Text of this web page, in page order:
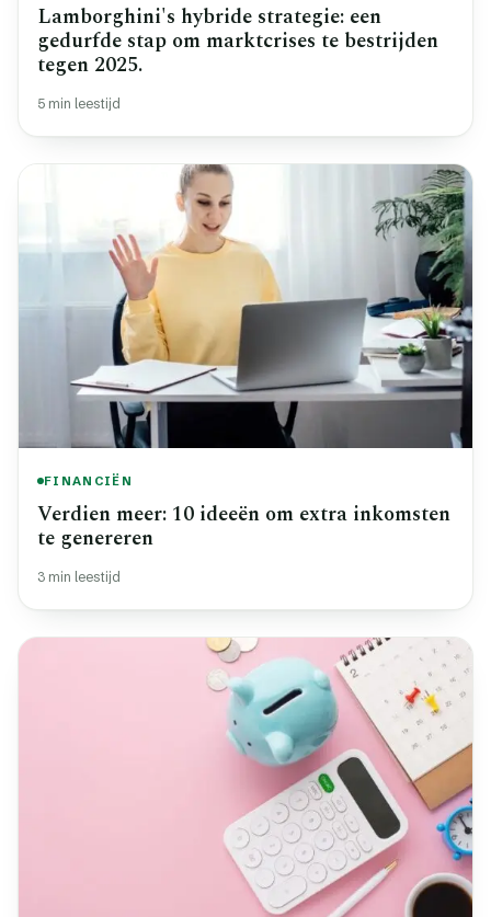
Lamborghini's hybride strategie: een
gedurfde stap om marktcrises te bestrijden
tegen 2025.
5 min leestijd
FINANCIËN
Verdien meer: 10 ideeën om extra inkomsten
te genereren
3 min leestijd